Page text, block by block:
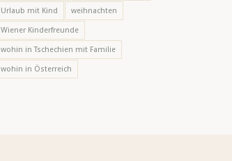
Urlaub mit Kind weihnachten
Wiener Kinderfreunde
wohin in Tschechien mit Familie
wohin in Österreich